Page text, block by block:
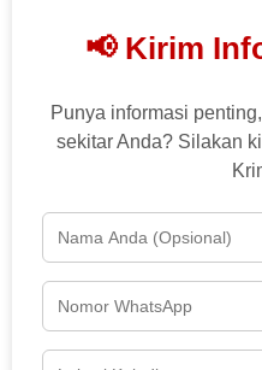
📢 Kirim
Punya informasi
sekitar Anda? Silakan